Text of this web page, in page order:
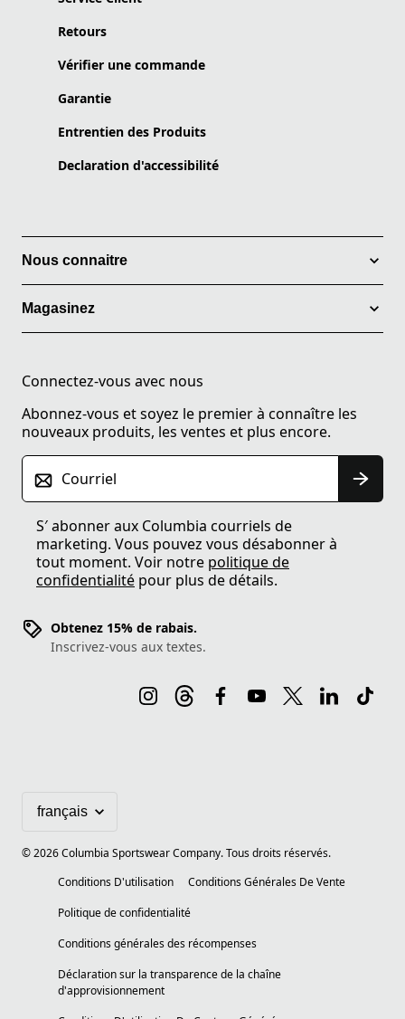
Retours
Vérifier une commande
Garantie
Entrentien des Produits
Declaration d'accessibilité
Nous connaitre
Magasinez
Connectez-vous avec nous
Abonnez-vous et soyez le premier à connaître les
nouveaux produits, les ventes et plus encore.
Courriel
S′ abonner aux Columbia courriels de
marketing. Vous pouvez vous désabonner à
tout moment. Voir notre politique de
confidentialité pour plus de détails.
Obtenez 15% de rabais.
Inscrivez-vous aux textes.
©2026Columbia Sportswear Company. Tous droits réservés.
Conditions D'utilisation
Conditions Générales De Vente
Politique de confidentialité
Conditions générales des récompenses
Déclaration sur la transparence de la chaîne
d'approvisionnement